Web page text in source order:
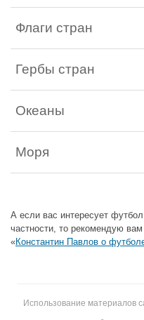
Флаги стран
Гербы стран
Океаны
Моря
А если вас интересует
частности, то рекомендую
«Константин Павлов о
Использование материалов